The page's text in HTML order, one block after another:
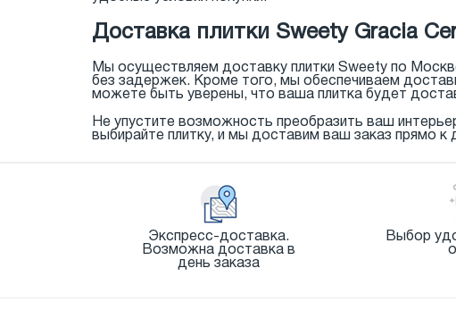
Доставка плитки Sweety Gracia
Мы осуществляем доставку плитки Sweety по
без задержек. Кроме того, мы обеспечиваем
можете быть уверены, что ваша плитка будет
Не упустите возможность преобразить ваш
выбирайте плитку, и мы доставим ваш заказ прямо к
Экспресс-доставка.
Возможна доставка в
день заказа
Выбор